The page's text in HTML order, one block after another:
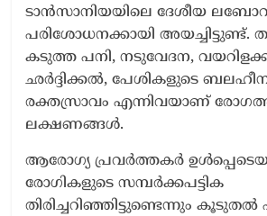
ടാൻസാനിയയിലെ ദേശീയ
പരിശോധനക്കായി അയച്ചിട്ടുണ്ട്.
കടുത്ത പനി, നടുവേദന,
ഛർദ്ദിക്കൽ, പേശികളുടെ
രക്തസ്രാവം എന്നിവയാണ്
ലക്ഷണങ്ങൾ.
ആരോഗ്യ പ്രവർത്തകർ
രോഗികളുടെ സമ്പർക്കപട്ടിക
തിരിച്ചറിഞ്ഞിട്ടുണ്ടെന്നും